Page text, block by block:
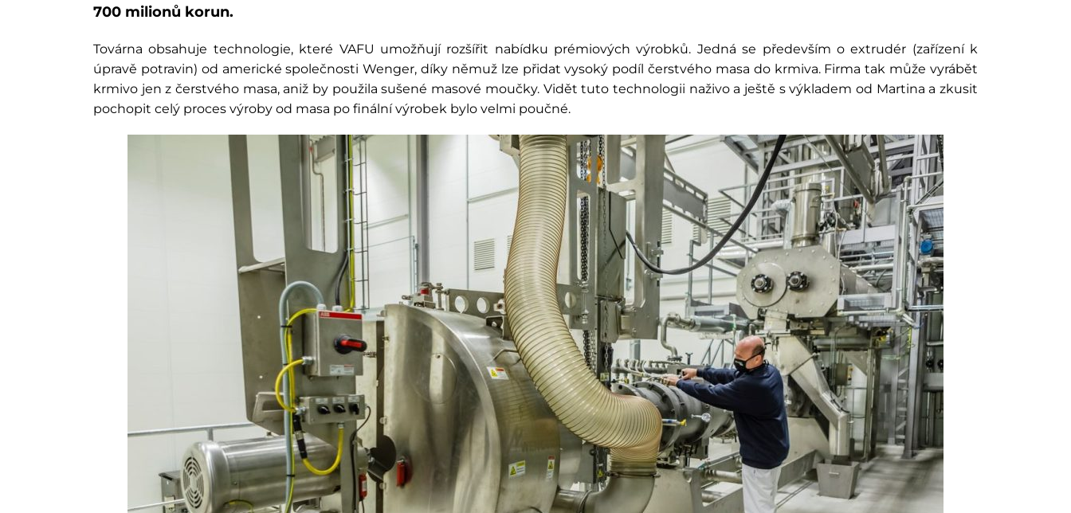
700 milionů korun.
Továrna obsahuje technologie, které VAFU umožňují rozšířit nabídku prémiových výrobků. Jedná se především o extrudér (zařízení k
úpravě potravin) od americké společnosti Wenger, díky němuž lze přidat vysoký podíl čerstvého masa do krmiva. Firma tak může vyrábět
krmivo jen z čerstvého masa, aniž by použila sušené masové moučky. Vidět tuto technologii naživo a ještě s výkladem od Martina a zkusit
pochopit celý proces výroby od masa po finální výrobek bylo velmi poučné.